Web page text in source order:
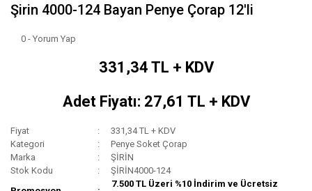
Şirin 4000-124 Bayan Penye Çorap 12'li
0 - Yorum Yap
331,34 TL + KDV
Adet Fiyatı: 27,61 TL + KDV
Fiyat
331,34 TL + KDV
Kategori
Penye Soket Çorap
Marka
ŞİRİN
Stok Kodu
ŞİRİN4000-124
7.500 TL Üzeri %10 İndirim ve Ücretsiz